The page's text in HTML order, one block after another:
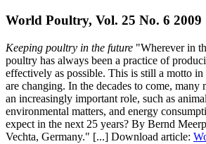
World Poultry, Vol. 25 No. 6 2009
Keeping poultry in the future "Wherever in
poultry has always been a practice of
effectively as possible. This is still a motto
are changing. In the decades to come,
an increasingly important role, such as
environmental matters, and energy
expect in the next 25 years? By Bernd
Vechta, Germany." [...] Download article: